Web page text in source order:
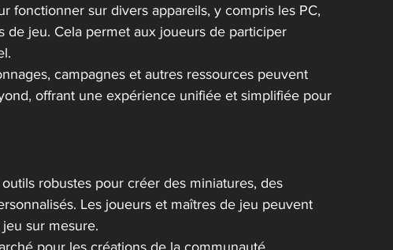
fonctionner sur divers appareils, y compris les PC,
de jeu. Cela permet aux joueurs de participer
campagnes et autres ressources peuvent
offrant une expérience unifiée et simplifiée pour
robustes pour créer des miniatures, des
Les joueurs et maîtres de jeu peuvent
sur mesure​​.